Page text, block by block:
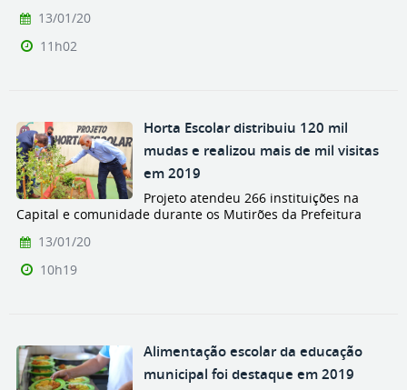
13/01/20
11h02
Horta Escolar distribuiu 120 mil
mudas e realizou mais de mil visitas
em 2019
Projeto atendeu 266 instituições na
Capital e comunidade durante os Mutirões da Prefeitura
13/01/20
10h19
Alimentação escolar da educação
municipal foi destaque em 2019